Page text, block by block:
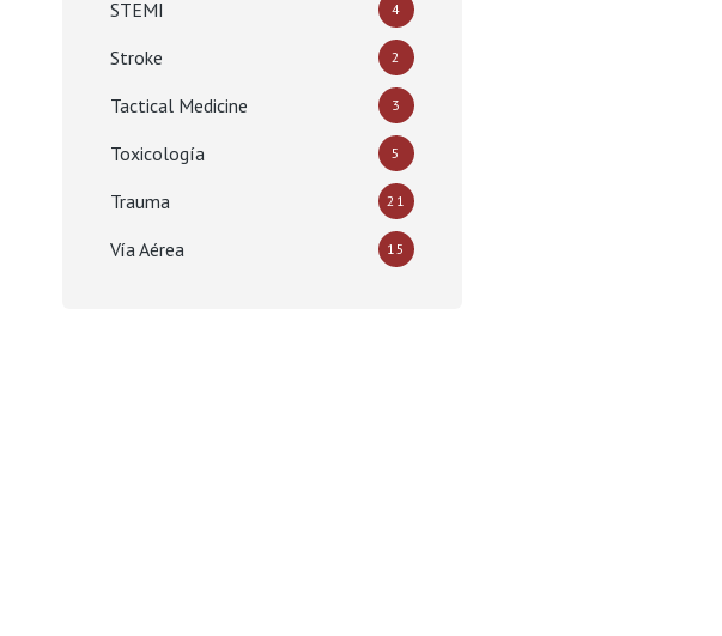
STEMI 4
Stroke 2
Tactical Medicine 3
Toxicología 5
Trauma 21
Vía Aérea 15